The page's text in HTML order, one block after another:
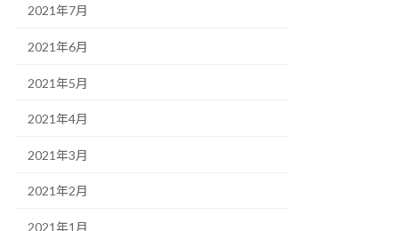
2021年7月
2021年6月
2021年5月
2021年4月
2021年3月
2021年2月
2021年1月